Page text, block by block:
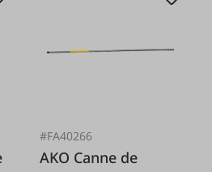
#FA40266
AKO Canne de